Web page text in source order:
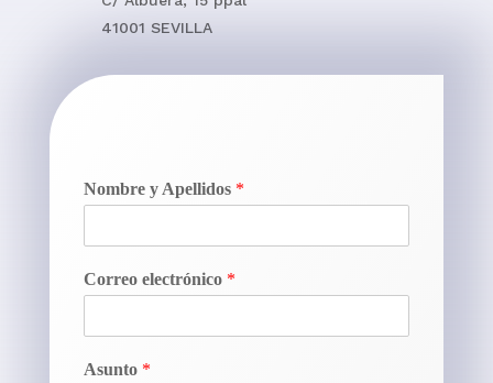
41001 SEVILLA
Nombre y Apellidos *
Correo electrónico *
Asunto *